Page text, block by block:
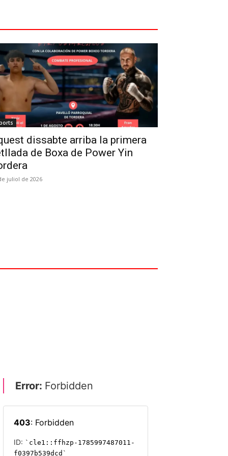
dissabte arriba la primera
de Boxa de Power Yin
juliol de 2026